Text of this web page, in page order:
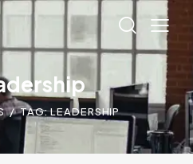
TAG: LEADERSHIP